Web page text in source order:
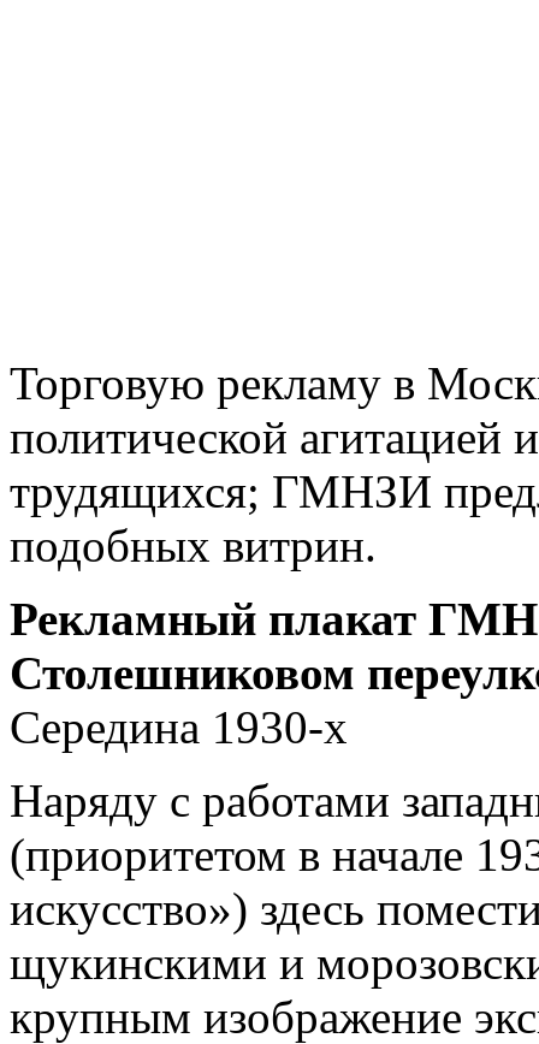
Торговую рекламу в
политической
трудящихся; ГМНЗИ
подобных витрин.
Рекламный плакат
Столешниковом
Середина 1930-х
Наряду с работами
(приоритетом в начале
искусство») здесь
щукинскими и
крупным изображение